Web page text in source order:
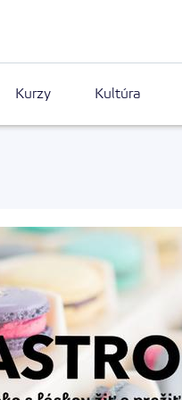
Kurzy Kultúra